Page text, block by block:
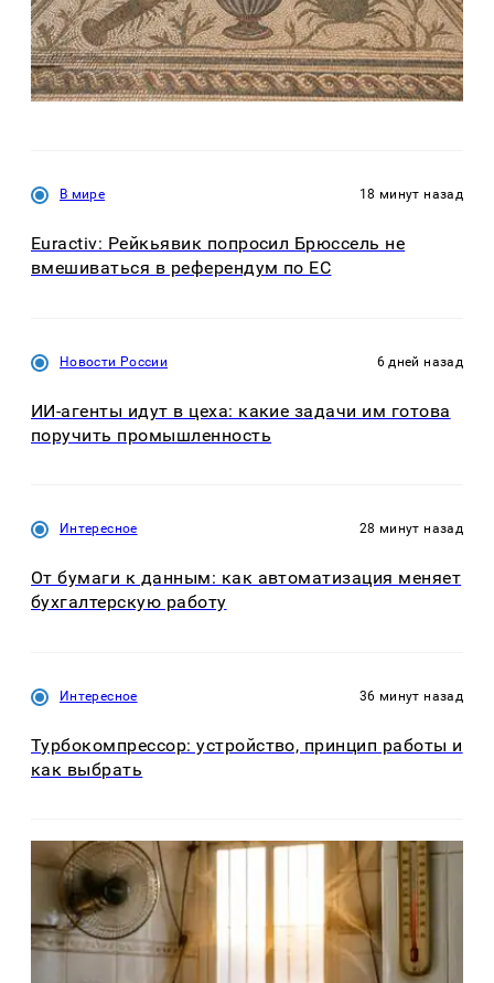
В мире 18 минут назад
Euractiv: Рейкьявик попросил Брюссель не
вмешиваться в референдум по ЕС
Новости России 6 дней назад
ИИ-агенты идут в цеха: какие задачи им готова
поручить промышленность
Интересное 28 минут назад
От бумаги к данным: как автоматизация меняет
бухгалтерскую работу
Интересное 36 минут назад
Турбокомпрессор: устройство, принцип работы и
как выбрать